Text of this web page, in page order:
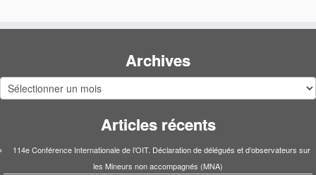
Archives
Archives
Articles récents
114e Conférence Internationale de l’OIT. Déclaration de délégués et d’observateurs sur
les Mineurs non accompagnés (MNA)